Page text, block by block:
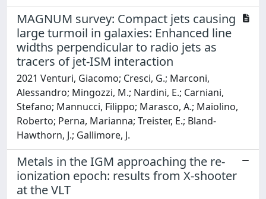
MAGNUM survey: Compact jets causing
large turmoil in galaxies: Enhanced line
widths perpendicular to radio jets as
tracers of jet-ISM interaction
2021 Venturi, Giacomo; Cresci, G.; Marconi,
Alessandro; Mingozzi, M.; Nardini, E.; Carniani,
Stefano; Mannucci, Filippo; Marasco, A.; Maiolino,
Roberto; Perna, Marianna; Treister, E.; Bland-
Hawthorn, J.; Gallimore, J.
Metals in the IGM approaching the re-
ionization epoch: results from X-shooter
at the VLT